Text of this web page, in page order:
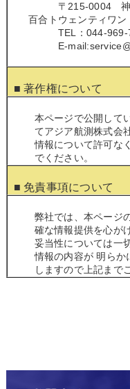
〒215-0004 神奈
百合トウェンティワン
TEL：044-969-
E-
■ 著作権について
本ページで公開して
てアジア航測株式会
情報について許可な
でください。
■ 免責事項について
弊社では、本ページ
確な情報提供を心が
妥当性については一
情報の内容が 明らか
しますので上記まで